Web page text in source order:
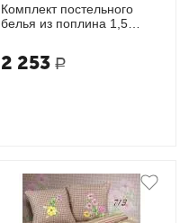
Комплект постельного
белья из поплина 1,5
2 253 Р